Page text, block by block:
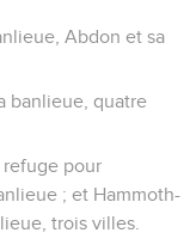
Abdon et sa
banlieue, quatre
pour
; et Hammoth-
trois villes.